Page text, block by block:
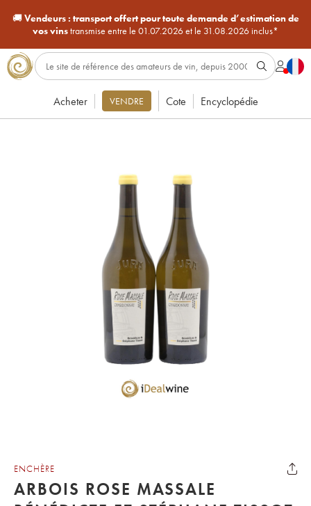
🚚Vendeurs : transport offert pour toute demande d’estimation de
vos vinstransmise entre le 01.07.2026 et le 31.08.2026 inclus*
Acheter VENDRE Cote Encyclopédie
ENCHÈRE
ARBOIS ROSE MASSALE